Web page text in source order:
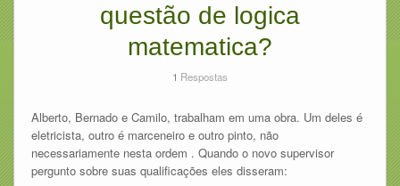
questão de logica
matematica?
1 Respostas
Alberto, Bernado e Camilo, trabalham em uma obra. Um deles é
eletricista, outro é marceneiro e outro pinto, não
necessariamente nesta ordem . Quando o novo supervisor
pergunto sobre suas qualificações eles disseram: